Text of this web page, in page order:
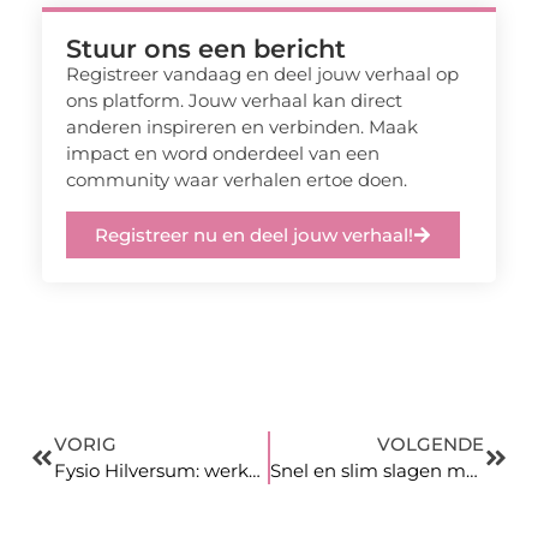
Stuur ons een bericht
Registreer vandaag en deel jouw verhaal op
ons platform. Jouw verhaal kan direct
anderen inspireren en verbinden. Maak
impact en word onderdeel van een
community waar verhalen ertoe doen.
Registreer nu en deel jouw verhaal!
VORIG
Fysio Hilversum: werken aan herstel en optimaal bewegen
VOLGENDE
Snel en slim slagen met 123theorie: Dé weg naar jouw rijbewijs